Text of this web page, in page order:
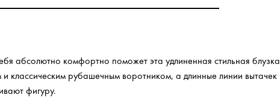
абсолютно комфортно поможет эта удлиненная стильная блузка
классическим рубашечным воротником, а длинные линии вытачек
фигуру.